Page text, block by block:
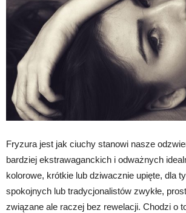
Fryzura jest jak ciuchy stanowi nasze
bardziej ekstrawaganckich i odważnych
kolorowe, krótkie lub dziwacznie upięte, dla
spokojnych lub tradycjonalistów zwykłe,
związane ale raczej bez rewelacji. Chodzi o